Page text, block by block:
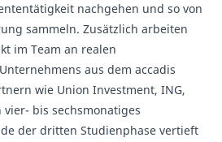
nachgehen und so von
sammeln. Zusätzlich arbeiten
im Team an realen
aus dem accadis
wie Union Investment, ING,
vier- bis sechsmonatiges
der dritten Studienphase vertieft